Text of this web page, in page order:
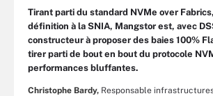
Tirant parti du standard NVMe over
définition à la SNIA, Mangstor est, avec
constructeur à proposer des baies 100%
tirer parti de bout en bout du protocole
performances bluffantes.
Christophe Bardy, Responsable